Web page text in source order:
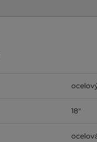
18"